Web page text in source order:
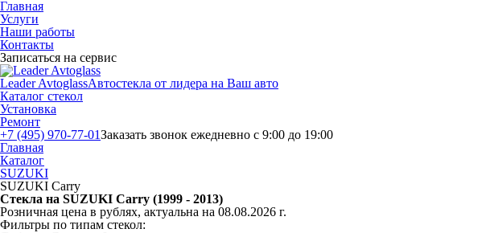
Главная
Услуги
Наши работы
Контакты
Записаться на сервис
Leader AvtoglassАвтостекла от лидера на Ваш авто
Каталог стекол
Установка
Ремонт
+7 (495) 970-77-01Заказать звонок ежедневно с 9:00 до 19:00
Главная
Каталог
SUZUKI
SUZUKI Carry
Стекла на SUZUKI Carry (1999 - 2013)
Розничная цена в рублях, актуальна на 08.08.2026 г.
Фильтры по типам стекол: